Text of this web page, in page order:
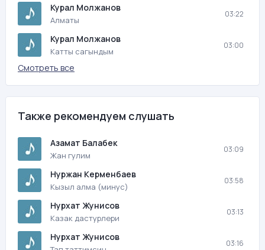
Курал Молжанов
Алматы
03:22
Курал Молжанов
Катты сагындым
03:00
Смотреть все
Также рекомендуем слушать
Азамат Балабек
Жан гулим
03:09
Нуржан Керменбаев
Кызыл алма (минус)
03:58
Нурхат Жунисов
Казак дастурлери
03:13
Нурхат Жунисов
03:16